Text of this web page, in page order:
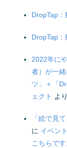
DropTap
DropTap
2022年に
者）が一緒
ツ」＋「
ェクト より
「絵で見
に イベン
こちらで